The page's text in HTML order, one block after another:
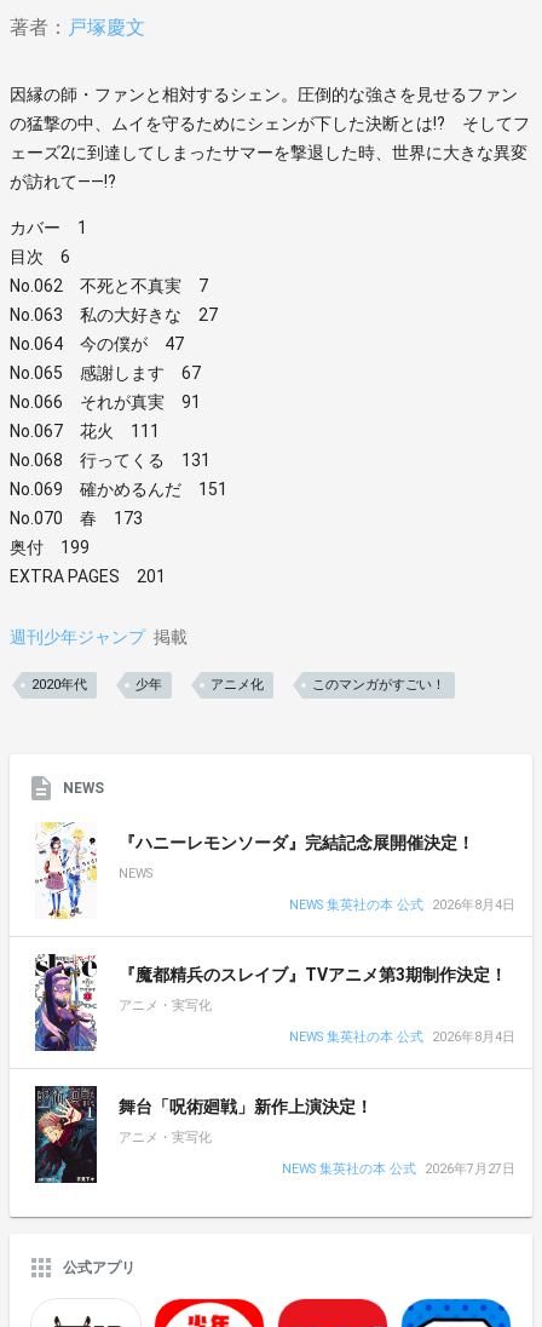
著者： 戸塚慶文
因縁の師・ファンと相対するシェン。圧倒的な強さを見せるファン
の猛撃の中、ムイを守るためにシェンが下した決断とは!? そしてフ
ェーズ2に到達してしまったサマーを撃退した時、世界に大きな異変
が訪れて――!?
カバー 1
目次 6
No.062 不死と不真実 7
No.063 私の大好きな 27
No.064 今の僕が 47
No.065 感謝します 67
No.066 それが真実 91
No.067 花火 111
No.068 行ってくる 131
No.069 確かめるんだ 151
No.070 春 173
奥付 199
EXTRA PAGES 201
週刊少年ジャンプ 掲載
2020年代 少年 アニメ化 このマンガがすごい！
NEWS
『ハニーレモンソーダ』完結記念展開催決定！
NEWS
NEWS 集英社の本 公式
2026年8月4日
『魔都精兵のスレイブ』TVアニメ第3期制作決定！
アニメ・実写化
NEWS 集英社の本 公式
2026年8月4日
舞台「呪術廻戦」新作上演決定！
アニメ・実写化
NEWS 集英社の本 公式
2026年7月27日
公式アプリ